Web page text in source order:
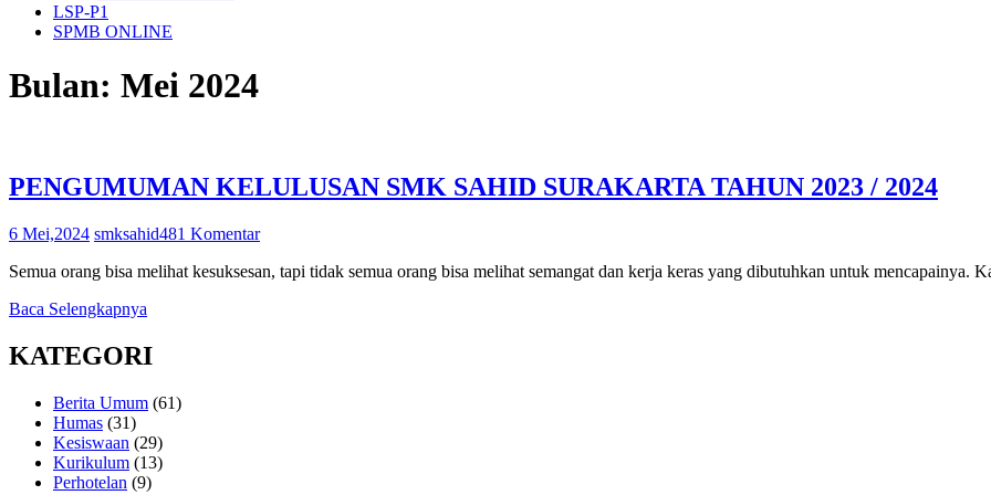
LSP-P1
SPMB ONLINE
Bulan: Mei 2024
PENGUMUMAN KELULUSAN SMK SAHID SURAKARTA TAHUN 2023 / 2024
6 Mei,2024 smksahid481 Komentar
Semua orang bisa melihat kesuksesan, tapi tidak semua orang bisa melihat semangat dan kerja keras yang dibutuhkan untuk mencapainya.
Baca Selengkapnya
KATEGORI
Berita Umum (61)
Humas (31)
Kesiswaan (29)
Kurikulum (13)
Perhotelan (9)